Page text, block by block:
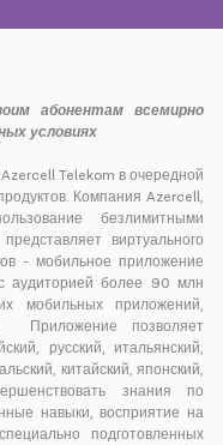
абонентам всемирно
условиях
Telekom в очередной
Компания Azercell,
безлимитными
виртуального
- мобильное приложение
аудиторией более 90 млн
мобильных приложений,
Приложение позволяет
русский, итальянский,
китайский, японский,
знания по
навыки, восприятие на
подготовленных